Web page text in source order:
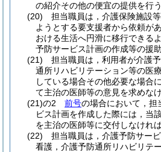
の紹介その他の便宜の提供を行
(20)
担当職員は，介護保険施設
ようとする要支援者から依頼が
おける生活へ円滑に移行できる
予防サービス計画の作成等の援
(21)
担当職員は，利用者が介護
通所リハビリテーション等の医
している場合その他必要な場合
て主治の医師等の意見を求めな
(21)の2
前号の場合において，担
ビス計画を作成した際には，当
を主治の医師等に交付しなけれ
(22)
担当職員は，介護予防サー
看護，介護予防通所リハビリテ